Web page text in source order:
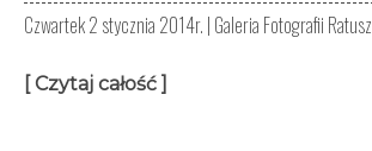
Czwartek 2 stycznia 2014r. | Galeria Fotografii Ratusz
[ Czytaj całość ]